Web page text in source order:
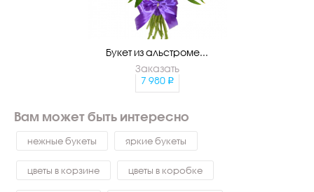
Букет из альстроме...
Заказать
7 980
Вам может быть интересно
нежные букеты яркие букеты
цветы в корзине цветы в коробке